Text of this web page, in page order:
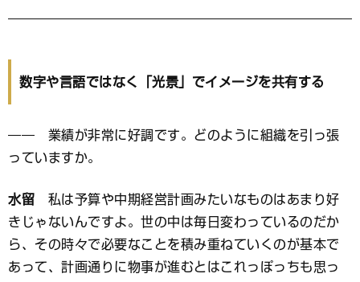
数字や言語ではなく「光景」でイメージを共有する
―― 業績が非常に好調です。どのように組織を引っ張
っていますか。
水留 私は予算や中期経営計画みたいなものはあまり好
きじゃないんですよ。世の中は毎日変わっているのだか
ら、その時々で必要なことを積み重ねていくのが基本で
あって、計画通りに物事が進むとはこれっぽっちも思っ